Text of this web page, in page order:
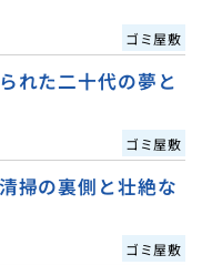
ゴミ屋敷
れた二十代の夢と
ゴミ屋敷
掃の裏側と壮絶な
ゴミ屋敷